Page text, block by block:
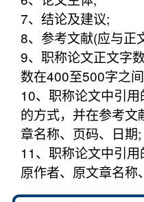
7、结论及建议;
8、参考文献(应与正
9、职称论文正文字
数在400至500字之
10、职称论文中引
的方式，并在参考
章名称、页码、日期;
11、职称论文中引
原作者、原文章名称